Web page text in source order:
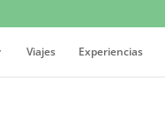
Viajes Experiencias